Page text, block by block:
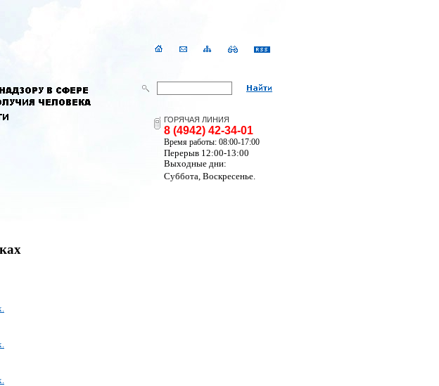
ГОРЯЧАЯ ЛИНИЯ
8 (4942) 42-34-01
Время работы: 08:00-17:00
Перерыв 12:00-13:00
Выходные дни:
Суббота, Воскресенье.